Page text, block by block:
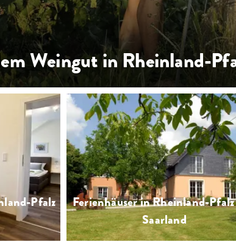
Weingut in Rheinland-
beim Winzer erleben und
Weinlese, Weinprobe und
Pfalz
Ferienhäuser in Rheinland-
Saarland